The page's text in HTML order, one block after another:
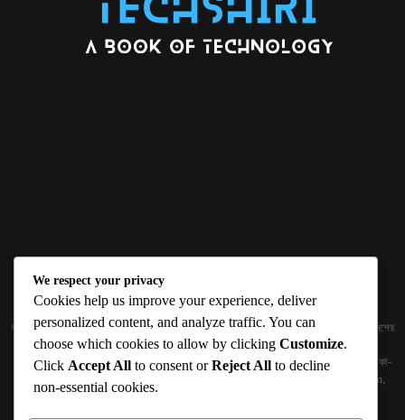
ABOUT US
জ্ঞান বিজ্ঞানের উৎকর্ষ আমাদের প্রভাবিত করে। আলোকিত করে। সেই আলো কে ধারণ কর দেশ ও বিদেশের
তথ্যপ্রযুক্তির অতিসাম্প্রতিক খবরাখবর পাঠকের হাতের মুঠোয় দিতে চায় টেকসিঁড়ি ডট কম।
প্রকাশক ও নির্বাহী সম্পাদকঃ সামিউল হক সুমন ১৮৮/১ (২য় তলা), ইনার সার্কুলার রোড, আরামবাগ, ঢাকা-
techshiribd@gmail.com
info@techshiri.com
We respect your privacy
Cookies help us improve your experience, deliver
personalized content, and analyze traffic. You can
choose which cookies to allow by clicking Customize.
Click Accept All to consent orReject All to decline
non-essential cookies.